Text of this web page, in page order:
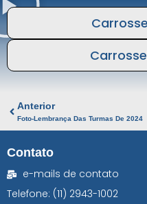
Anterior
Foto-Lembrança Das Turmas De 2024
Contato
e-mails de contato
Telefone: (11) 2943-1002